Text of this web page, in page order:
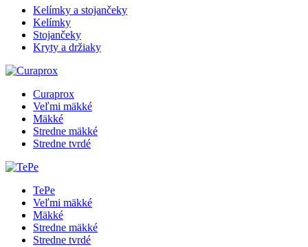
Kelímky a stojančeky
Kelímky
Stojančeky
Kryty a držiaky
Curaprox
Veľmi mäkké
Mäkké
Stredne mäkké
Stredne tvrdé
TePe
Veľmi mäkké
Mäkké
Stredne mäkké
Stredne tvrdé